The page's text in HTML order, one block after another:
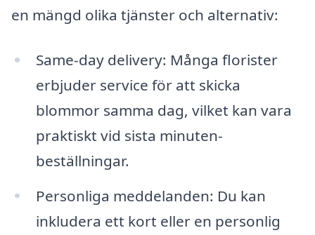
en mängd olika tjänster och alternativ:
Same-day delivery: Många florister
erbjuder service för att skicka
blommor samma dag, vilket kan vara
praktiskt vid sista minuten-
beställningar.
Personliga meddelanden: Du kan
inkludera ett kort eller en personlig